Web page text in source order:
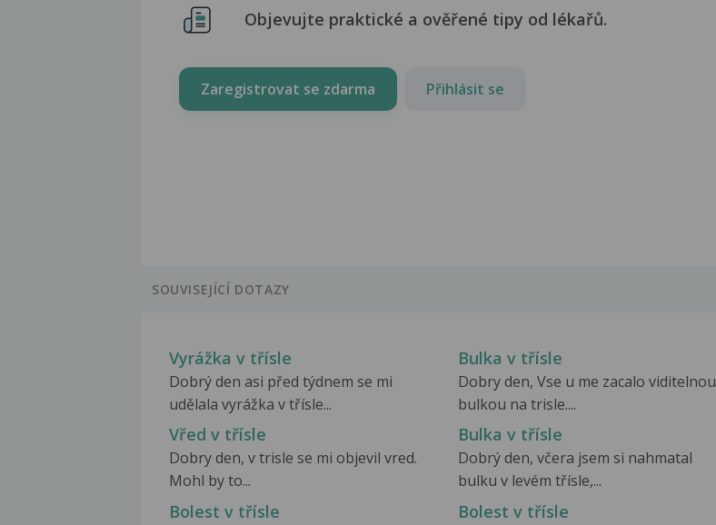
Objevujte praktické a ověřené tipy od lékařů.
Zaregistrovat se zdarma Přihlásit se
SOUVISEJÍCÍ DOTAZY
Vyrážka v třísle
Dobrý den asi před týdnem se mi
udělala vyrážka v třísle...
Bulka v třísle
Dobry den, Vse u me zacalo viditelnou
bulkou na trisle....
Vřed v třísle
Dobry den, v trisle se mi objevil vred.
Mohl by to...
Bulka v třísle
Dobrý den, včera jsem si nahmatal
bulku v levém třísle,...
Bolest v třísle Bolest v třísle